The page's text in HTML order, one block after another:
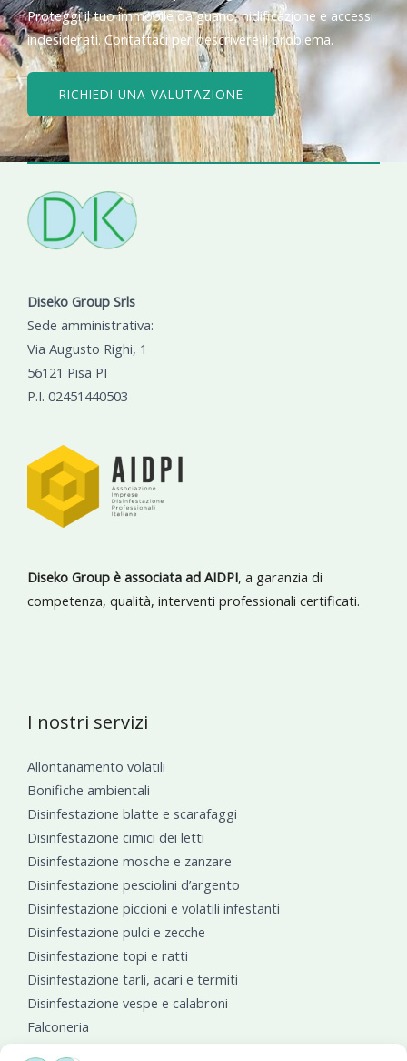
Proteggi il tuo immobile da guano, nidificazione e accessi
indesiderati. Contattaci per descrivere il problema.
RICHIEDI UNA VALUTAZIONE
Diseko Group Srls
Sede amministrativa:
Via Augusto Righi, 1
56121 Pisa PI
P.I. 02451440503
Diseko Group è associata ad AIDPI, a garanzia di
competenza, qualità, interventi professionali certificati.
I nostri servizi
Allontanamento volatili
Bonifiche ambientali
Disinfestazione blatte e scarafaggi
Disinfestazione cimici dei letti
Disinfestazione mosche e zanzare
Disinfestazione pesciolini d’argento
Disinfestazione piccioni e volatili infestanti
Disinfestazione pulci e zecche
Disinfestazione topi e ratti
Disinfestazione tarli, acari e termiti
Disinfestazione vespe e calabroni
Falconeria